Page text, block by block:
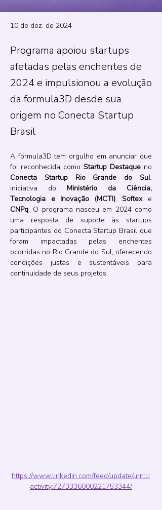
10 de dez. de 2024
Programa apoiou startups
afetadas pelas enchentes de
2024 e impulsionou a evolução
da formula3D desde sua
origem no Conecta Startup
Brasil
A formula3D tem orgulho em anunciar que
foi reconhecida como Startup Destaque
Conecta Startup Rio Grande do Sul,
iniciativa do Ministério da Ciência,
Tecnologia e Inovação (MCTI), Softex
CNPq. O programa nasceu em 2024 como
uma resposta de suporte às startups
participantes do Conecta Startup Brasil que
foram impactadas pelas enchentes
ocorridas no Rio Grande do Sul, oferecendo
condições justas e sustentáveis para
continuidade de seus projetos.
https://www.linkedin.com/feed/update/urn:li:
activity:7273336000221753344/